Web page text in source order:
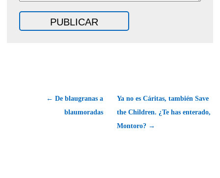
← De blaugranas a
blaumoradas
Ya no es Cáritas, también Save
the Children. ¿Te has enterado,
Montoro? →